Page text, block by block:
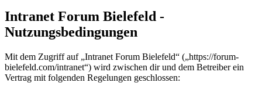
Intranet Forum Bielefeld -
Nutzungsbedingungen
Mit dem Zugriff auf „Intranet Forum Bielefeld“ („https://forum-
bielefeld.com/intranet“) wird zwischen dir und dem Betreiber ein
Vertrag mit folgenden Regelungen geschlossen: